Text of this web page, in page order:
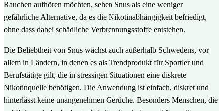
Rauchen aufhören möchten, sehen Snus als eine weniger
gefährliche Alternative, da es die Nikotinabhängigkeit befriedigt,
ohne dass dabei schädliche Verbrennungsstoffe entstehen.
Die Beliebtheit von Snus wächst auch außerhalb Schwedens, vor
allem in Ländern, in denen es als Trendprodukt für Sportler und
Berufstätige gilt, die in stressigen Situationen eine diskrete
Nikotinquelle benötigen. Die Anwendung ist einfach, diskret und
hinterlässt keine unangenehmen Gerüche. Besonders Menschen, die